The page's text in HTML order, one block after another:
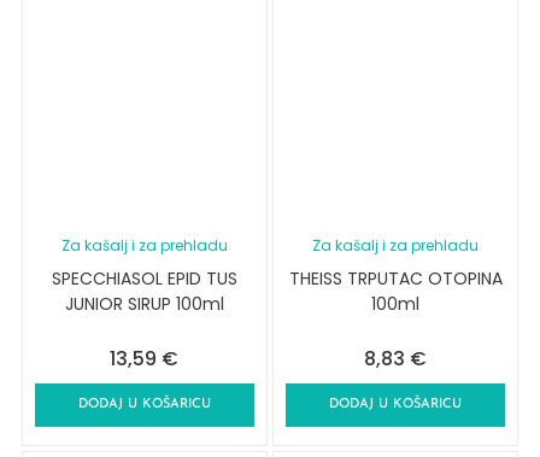
Za kašalj i za prehladu
SPECCHIASOL EPID TUS
JUNIOR SIRUP 100ml
13,59 €
DODAJ U KOŠARICU
Za kašalj i za prehladu
THEISS TRPUTAC OTOPINA
100ml
8,83 €
DODAJ U KOŠARICU